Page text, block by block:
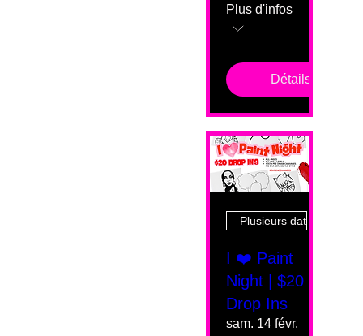
Plus d'infos
Détails
Plusieurs dates
I ❤️ Paint
Night | $20
Drop Ins
sam. 14 févr.